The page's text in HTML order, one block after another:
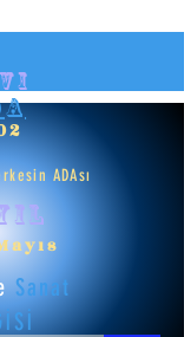
ADAsı
Sanat